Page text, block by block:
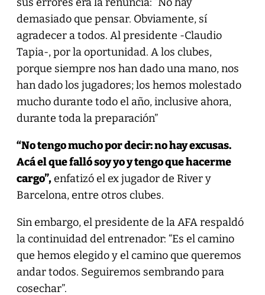
demasiado que pensar. Obviamente, sí
agradecer a todos. Al presidente -Claudio
Tapia-, por la oportunidad. A los clubes,
porque siempre nos han dado una mano, nos
han dado los jugadores; los hemos molestado
mucho durante todo el año, inclusive ahora,
durante toda la preparación”
“No tengo mucho por decir: no hay excusas.
Acá el que falló soy yo y tengo que hacerme
cargo”,enfatizó el ex jugador de River y
Barcelona, entre otros clubes.
Sin embargo, el presidente de la AFA respaldó
la continuidad del entrenador: “Es el camino
que hemos elegido y el camino que queremos
andar todos. Seguiremos sembrando para
cosechar”.